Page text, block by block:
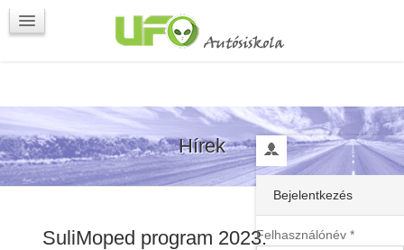
Programok
Bejelentkezés
Felhasználónév *
Hírek
SuliMoped program 2023.